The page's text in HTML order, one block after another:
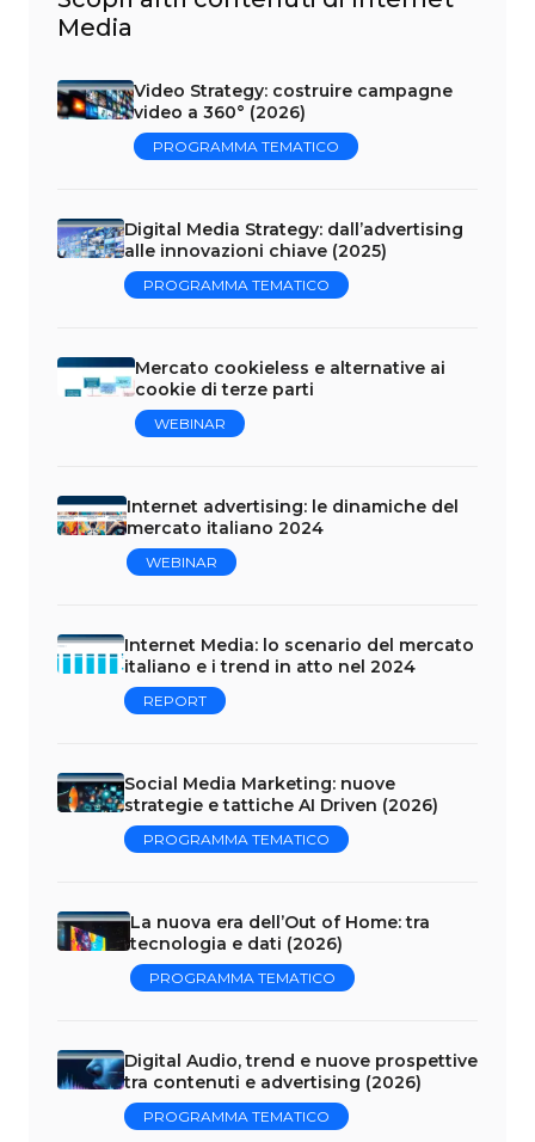
Media
Video Strategy: costruire campagne
video a 360° (2026)
PROGRAMMA TEMATICO
Digital Media Strategy: dall’advertising
alle innovazioni chiave (2025)
PROGRAMMA TEMATICO
Mercato cookieless e alternative ai
cookie di terze parti
WEBINAR
Internet advertising: le dinamiche del
mercato italiano 2024
WEBINAR
Internet Media: lo scenario del mercato
italiano e i trend in atto nel 2024
REPORT
Social Media Marketing: nuove
strategie e tattiche AI Driven (2026)
PROGRAMMA TEMATICO
La nuova era dell’Out of Home: tra
tecnologia e dati (2026)
PROGRAMMA TEMATICO
Digital Audio, trend e nuove prospettive
tra contenuti e advertising (2026)
PROGRAMMA TEMATICO